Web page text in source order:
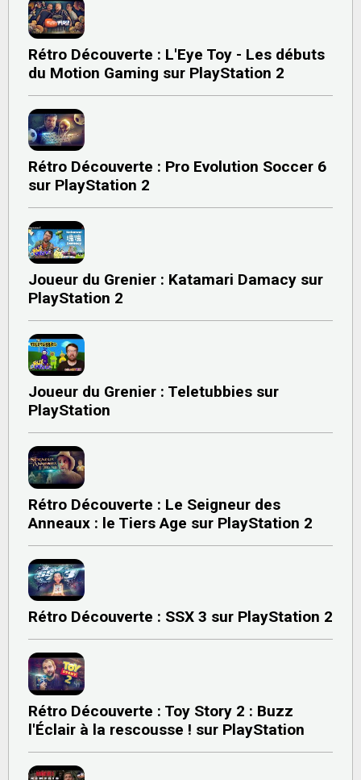
Rétro Découverte : L'Eye Toy - Les débuts
du Motion Gaming sur PlayStation 2
Rétro Découverte : Pro Evolution Soccer 6
sur PlayStation 2
Joueur du Grenier : Katamari Damacy sur
PlayStation 2
Joueur du Grenier : Teletubbies sur
PlayStation
Rétro Découverte : Le Seigneur des
Anneaux : le Tiers Age sur PlayStation 2
Rétro Découverte : SSX 3 sur PlayStation 2
Rétro Découverte : Toy Story 2 : Buzz
l'Éclair à la rescousse ! sur PlayStation